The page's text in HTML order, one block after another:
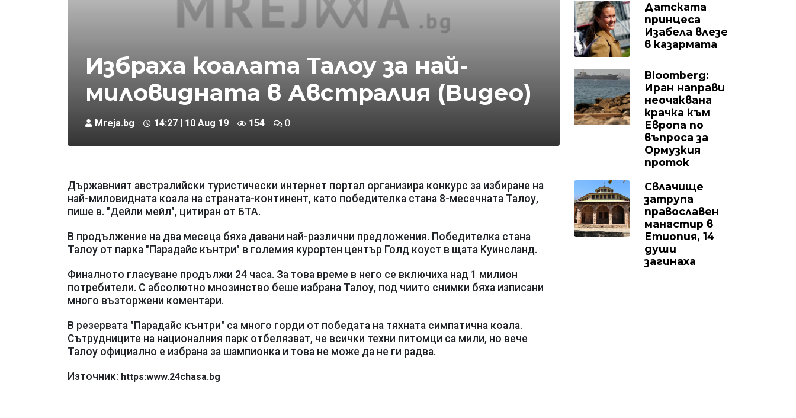
Избраха коалата Талоу за най-
миловидната в Австралия (Видео)
Mreja.bg 14:27 | 10 Aug 19 154 0
Държавният австралийски туристически интернет портал организира конкурс за избиране на
най-миловидната коала на страната-континент, като победителка стана 8-месечната Талоу,
пише в. "Дейли мейл", цитиран от БТА.
В продължение на два месеца бяха давани най-различни предложения. Победителка стана
Талоу от парка "Парадайс кънтри" в големия курортен център Голд коуст в щата Куинсланд.
Финалното гласуване продължи 24 часа. За това време в него се включиха над 1 милион
потребители. С абсолютно мнозинство беше избрана Талоу, под чиито снимки бяха изписани
много възторжени коментари.
В резервата "Парадайс кънтри" са много горди от победата на тяхната симпатична коала.
Сътрудниците на националния парк отбелязват, че всички техни питомци са мили, но вече
Талоу официално е избрана за шампионка и това не може да не ги радва.
Източник: https:www.24chasa.bg
Датската
принцеса
Изабела влезе
в казармата
Bloomberg:
Иран направи
неочаквана
крачка към
Европа по
въпроса за
Ормузкия
проток
Свлачище
затрупа
православен
манастир в
Етиопия, 14
души
загинаха